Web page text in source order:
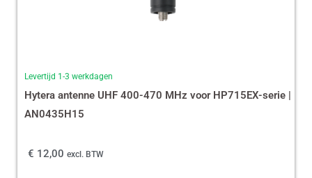
Levertijd 1-3 werkdagen
Hytera antenne UHF 400-470 MHz voor HP715EX-serie |
AN0435H15
€ 12,00 excl. BTW